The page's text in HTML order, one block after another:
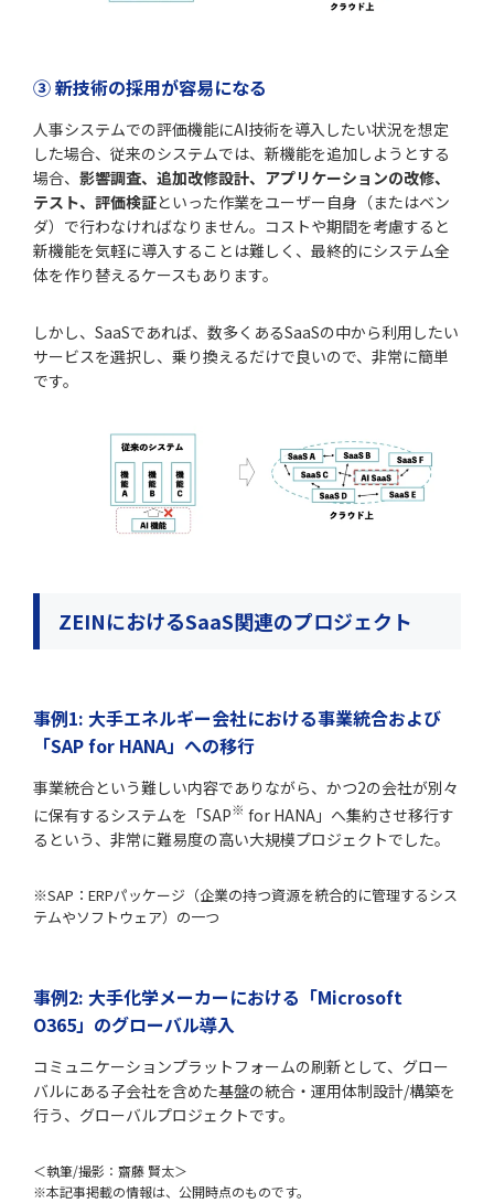
③ 新技術の採用が容易になる
人事システムでの評価機能にAI技術を導入したい状況を想定
した場合、従来のシステムでは、新機能を追加しようとする
場合、 影響調査、追加改修設計、アプリケーションの改修、
テスト、評価検証といった作業をユーザー自身（またはベン
ダ）で行わなければなりません。コストや期間を考慮すると
新機能を気軽に導入することは難しく、最終的にシステム全
体を作り替えるケースもあります。
しかし、SaaSであれば、数多くあるSaaSの中から利用したい
サービスを選択し、乗り換えるだけで良いので、非常に簡単
です。
ZEINにおけるSaaS関連のプロジェクト
事例1: 大手エネルギー会社における事業統合および
「SAP for HANA」への移行
事業統合という難しい内容でありながら、かつ2の会社が別々
に保有するシステムを「SAP※ for HANA」へ集約させ移行す
るという、非常に難易度の高い大規模プロジェクトでした。
※SAP：ERPパッケージ（企業の持つ資源を統合的に管理するシス
テムやソフトウェア）の一つ
事例2: 大手化学メーカーにおける「Microsoft
O365」のグローバル導入
コミュニケーションプラットフォームの刷新として、グロー
バルにある子会社を含めた基盤の統合・運用体制設計/構築を
行う、グローバルプロジェクトです。
＜執筆/撮影：齋藤 賢太＞
※本記事掲載の情報は、公開時点のものです。